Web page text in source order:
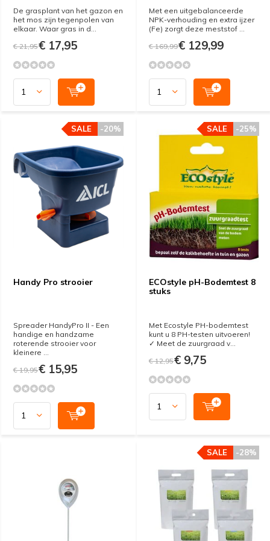
De grasplant van het gazon en
het mos zijn tegenpolen van
elkaar. Waar gras in d...
€ 21,95€ 17,95
Met een uitgebalanceerde
NPK-verhouding en extra ijzer
(Fe) zorgt deze meststof ...
€ 169,99€ 129,99
Handy Pro strooier
-20%
SALE
Spreader HandyPro II - Een
handige en handzame
roterende strooier voor
kleinere ...
€ 19,95€ 15,95
ECOstyle pH-Bodemtest 8
stuks
-25%
SALE
Met Ecostyle PH-bodemtest
kunt u 8 PH-testen uitvoeren!
✓ Meet de zuurgraad v...
€ 12,95€ 9,75
-28%
SALE